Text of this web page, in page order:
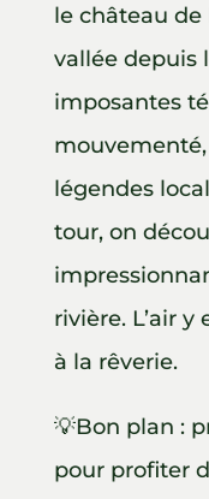
le château de
vallée depuis
imposantes
légendes
tour, on
rivière. L’air
à la rêverie.
💡Bon plan :
pour profiter